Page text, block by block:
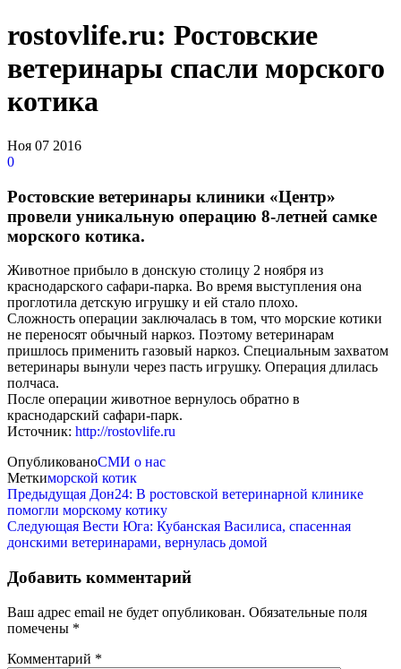
rostovlife.ru: Ростовские
ветеринары спасли морского
котика
Ноя 07 2016
0
Ростовские ветеринары клиники «Центр»
провели уникальную операцию 8-летней самке
морского котика.
Животное прибыло в донскую столицу 2 ноября из
краснодарского сафари-парка. Во время выступления она
проглотила детскую игрушку и ей стало плохо.
Сложность операции заключалась в том, что морские котики
не переносят обычный наркоз. Поэтому ветеринарам
пришлось применить газовый наркоз. Специальным захватом
ветеринары вынули через пасть игрушку. Операция длилась
полчаса.
После операции животное вернулось обратно в
краснодарский сафари-парк.
Источник: http://rostovlife.ru
ОпубликованоСМИ о нас
Меткиморской котик
Навигация
по
записям
Предыдущая
запись
Предыдущая Дон24: В ростовской ветеринарной клинике
помогли морскому котику
Следующая
запись
Следующая Вести Юга: Кубанская Василиса, спасенная
донскими ветеринарами, вернулась домой
Добавить комментарий
Ваш адрес email не будет опубликован. Обязательные поля
помечены *
Комментарий *